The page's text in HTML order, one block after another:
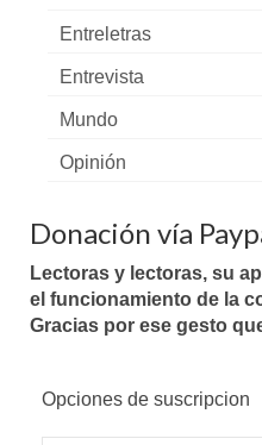
Entreletras
Entrevista
Mundo
Opinión
Donación vía
Lectoras y lectoras, su
el funcionamiento de la
Gracias por ese gesto
Opciones de suscripcion